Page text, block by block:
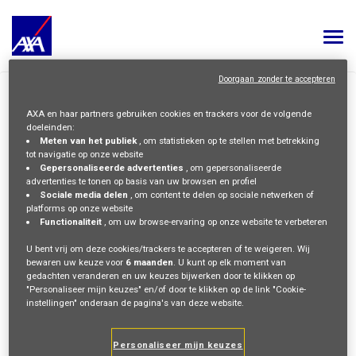
YOUR CAREER
OUR CULTURE
MEET OUR PEOPLE
MY APPLICATIONS MY PROFILE NEDERLANDS
FAQs
Privacy Policy
Cookie Policy
Legal Information
FOLLOW AXA
LinkedIn
Youtube
Instagram
Glassdoor
Privacybeleid © 2026 AXA Alle rechten voorbehouden
AXA en haar partners gebruiken cookies en trackers voor de volgende
doeleinden:
Meten van het publiek , om statistieken op te stellen met betrekking
tot navigatie op onze website
Gepersonaliseerde advertenties , om gepersonaliseerde
advertenties te tonen op basis van uw browsen en profiel
Sociale media delen , om content te delen op sociale netwerken of
platforms op onze website
Functionaliteit , om uw browse-ervaring op onze website te verbeteren
U bent vrij om deze cookies/trackers te accepteren of te weigeren. Wij
bewaren uw keuze voor 6 maanden. U kunt op elk moment van
gedachten veranderen en uw keuzes bijwerken door te klikken op
"Personaliseer mijn keuzes" en/of door te klikken op de link "Cookie-
instellingen" onderaan de pagina's van deze website.
Personaliseer mijn keuzes
Doorgaan zonder te accepteren